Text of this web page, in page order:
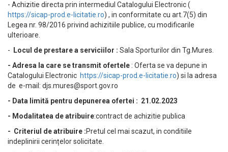
- Achizitie directa prin intermediul Catalogului Electronic (
https://sicap-prod.e-licitatie.ro) , in conformitate cu art.7(5) din
Legea nr. 98/2016 privind achizitiile publice, cu modificarile
ulterioare.
-
Locul de prestare a serviciilor : Sala Sporturilor din Tg.Mures.
- Adresa la care se transmit ofertele : Oferta se va depune in
Catalogului Electronic https://sicap-prod.e-licitatie.ro) si la adresa
de e-mail: djs.mures@sport.gov.ro
- Data limită pentru depunerea ofertei : 21.02.2023
- Modalitatea de atribuire:contract de achizitie publica
- Criteriul de atribuire :Pretul cel mai scazut, in conditiile
indeplinirii cerințelor solicitate.